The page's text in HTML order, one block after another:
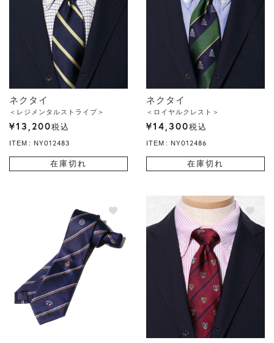
ネクタイ
＜レジメンタルストライプ＞
¥13,200税込
ITEM NY012483
在庫切れ
ネクタイ
＜ロイヤルクレスト＞
¥14,300税込
ITEM NY012486
在庫切れ